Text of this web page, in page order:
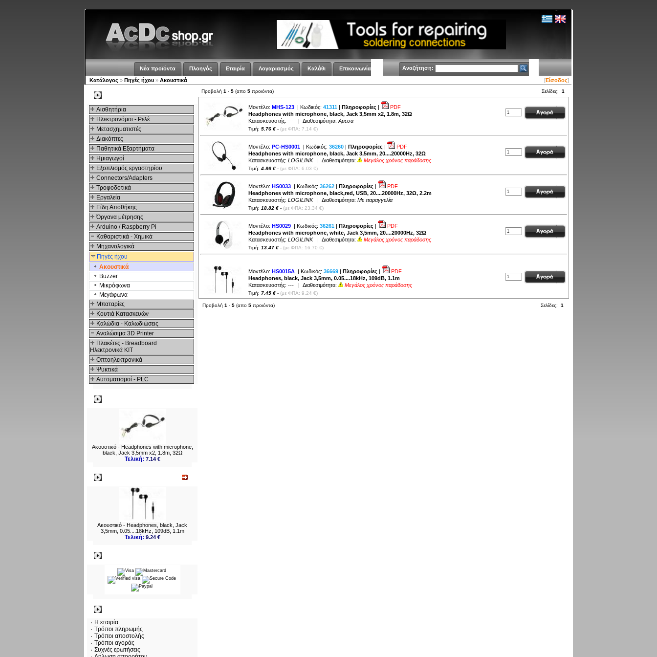
Νέα προϊόντα Πλοηγός Εταιρία Λογαριασμός Καλάθι Επικοινωνία Αναζήτηση:
Κατάλογος » Πηγές ήχου » Ακουστικά [Είσοδος]
Αισθητήρια
Ηλεκτρονόμοι - Ρελέ
Μετασχηματιστές
Διακόπτες
Παθητικά Εξαρτήματα
Hμιαγωγοί
Εξοπλισμός εργαστηρίου
Connectors/Adapters
Τροφοδοτικά
Εργαλεία
Είδη Αποθήκης
Όργανα μέτρησης
Arduino / Raspberry Pi
Καθαριστικά - Χημικά
Μηχανολογικά
Πηγές ήχου
Ακουστικά
Buzzer
Μικρόφωνα
Μεγάφωνα
Μπαταρίες
Κουτιά Κατασκευών
Καλώδια - Καλωδιώσεις
Αναλώσιμα 3D Printer
Πλακέτες - Breadboard
Ηλεκτρονικά ΚΙΤ
Οπτοηλεκτρονικά
Ψυκτικά
Αυτοματισμοί - PLC
Ακουστικό - Headphones with microphone,
black, Jack 3,5mm x2, 1.8m, 32Ω
Τελική: 7.14 €
Ακουστικό - Headphones, black, Jack
3,5mm, 0.05....18kHz, 109dB, 1.1m
Τελική: 9.24 €
Η εταιρία
Τρόποι πληρωμής
Τρόποι αποστολής
Τρόποι αγοράς
Συχνές ερωτήσεις
Προβολή 1 - 5 (απο 5 προιόντα) Σελίδες: 1
Μοντέλο: MHS-123 | Κωδικός: 41311 | Πληροφορίες |
PDF
Headphones with microphone, black, Jack 3,5mm x2, 1.8m, 32Ω
Κατασκευαστής: --- | Διαθεσιμότητα: Αμεσα
Τιμή: 5.76 € - (με ΦΠΑ: 7.14 €)
Μοντέλο: PC-HS0001 | Κωδικός: 36260 | Πληροφορίες |
PDF
Headphones with microphone, black, Jack 3,5mm, 20....20000Hz, 32Ω
Κατασκευαστής: LOGILINK| Διαθεσιμότητα: Μεγάλος χρόνος παράδοσης
Τιμή: 4.86 € - (με ΦΠΑ: 6.03 €)
Μοντέλο: HS0033 | Κωδικός: 36262 | Πληροφορίες |
PDF
Headphones with microphone, black,red, USB, 20....20000Hz, 32Ω, 2.2m
Κατασκευαστής: LOGILINK| Διαθεσιμότητα: Με παραγγελία
Τιμή: 18.82 € - (με ΦΠΑ: 23.34 €)
Μοντέλο: HS0029 | Κωδικός: 36261 | Πληροφορίες |
PDF
Headphones with microphone, white, Jack 3,5mm, 20....20000Hz, 32Ω
Κατασκευαστής: LOGILINK| Διαθεσιμότητα: Μεγάλος χρόνος παράδοσης
Τιμή: 13.47 € - (με ΦΠΑ: 16.70 €)
Μοντέλο: HS0015A | Κωδικός: 36669 | Πληροφορίες |
PDF
Headphones, black, Jack 3,5mm, 0.05....18kHz, 109dB, 1.1m
Κατασκευαστής: --- | Διαθεσιμότητα: Μεγάλος χρόνος παράδοσης
Τιμή: 7.45 € - (με ΦΠΑ: 9.24 €)
Προβολή 1 - 5 (απο 5 προιόντα) Σελίδες: 1